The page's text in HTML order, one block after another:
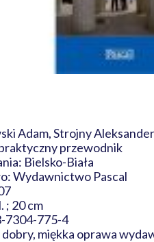
Adam, Strojny
praktyczny przewodnik
Bielsko-Biała
Wydawnictwo Pascal
; 20 cm
7304-775-4
miękka oprawa